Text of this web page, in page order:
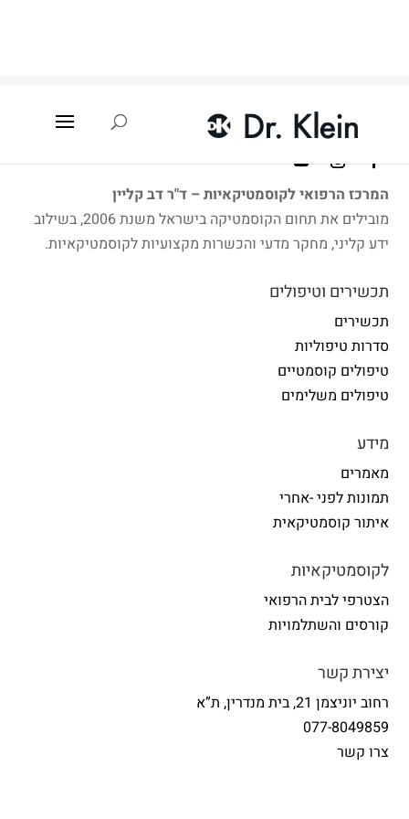
המרכז הרפואי לקוסמטיקאיות – ד"ר דב קליין
מובילים את תחום הקוסמטיקה בישראל משנת 2006, בשילוב
ידע קליני, מחקר מדעי והכשרות מקצועיות לקוסמטיקאיות.
תכשירים וטיפולים
תכשירים
סדרות טיפוליות
טיפולים קוסמטיים
טיפולים משלימים
מידע
מאמרים
תמונות לפני -אחרי
איתור קוסמטיקאית
לקוסמטיקאיות
הצטרפי לבית הרפואי
קורסים והשתלמויות
יצירת קשר
רחוב יוניצמן 21, בית מנדרין, ת”א
077-8049859
צרו קשר